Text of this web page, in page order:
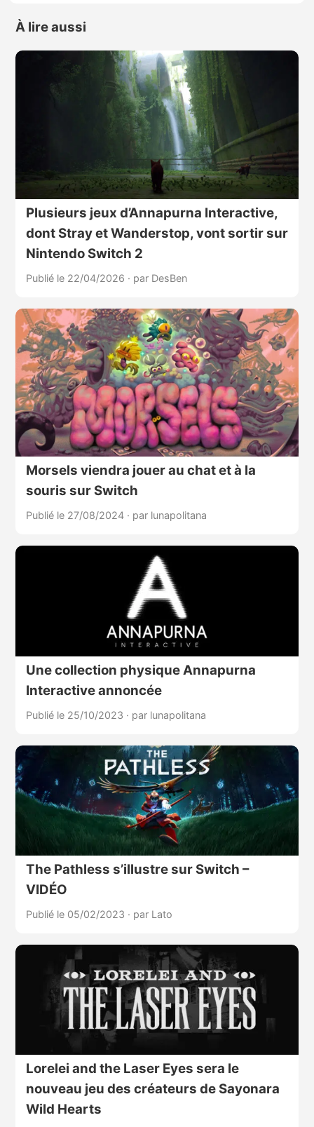
À lire aussi
Plusieurs jeux d’Annapurna Interactive,
dont Stray et Wanderstop, vont sortir sur
Nintendo Switch 2
Publié le 22/04/2026 · par DesBen
Morsels viendra jouer au chat et à la
souris sur Switch
Publié le 27/08/2024 · par lunapolitana
Une collection physique Annapurna
Interactive annoncée
Publié le 25/10/2023 · par lunapolitana
The Pathless s’illustre sur Switch –
VIDÉO
Publié le 05/02/2023 · par Lato
Lorelei and the Laser Eyes sera le
nouveau jeu des créateurs de Sayonara
Wild Hearts